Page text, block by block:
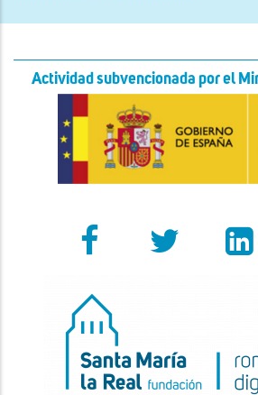
Actividad subvencionada por el